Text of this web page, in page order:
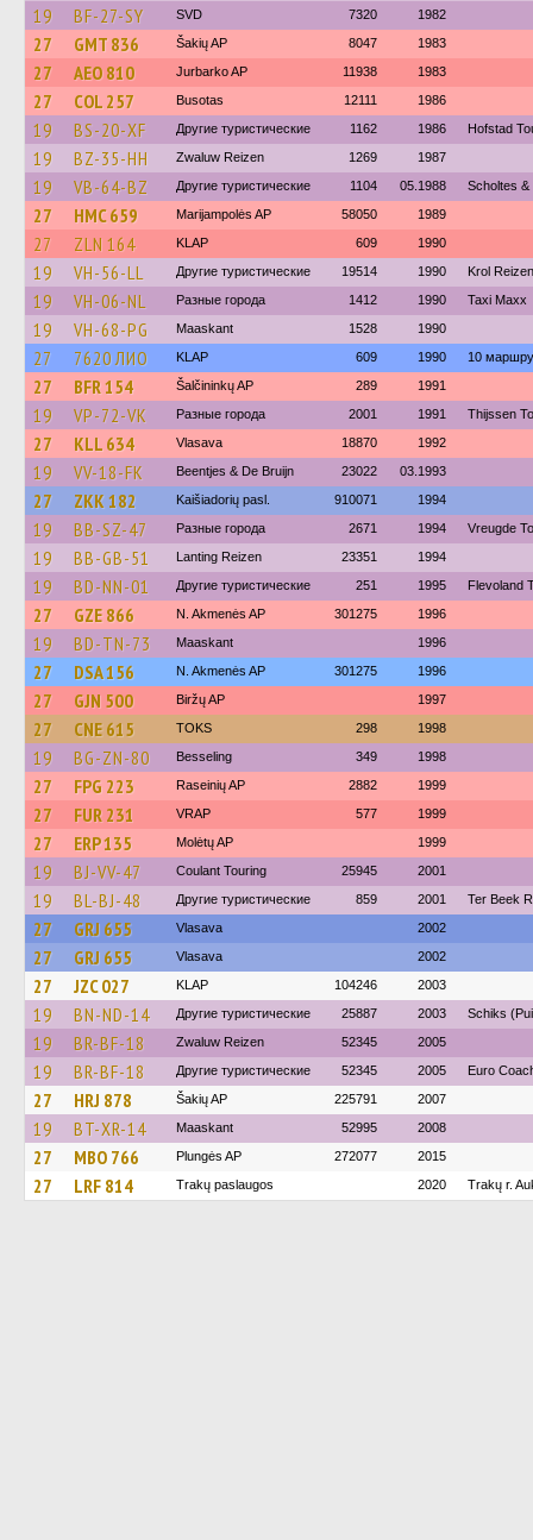
19 BF-27-SY SVD 7320 1982
27 GMT 836 Šakių AP 8047 1983
27 AEO 810 Jurbarko AP 11938 1983
27 COL 257 Busotas 12111 1986
19 BS-20-XF Другие туристические 1162 1986 Hofstad
19 BZ-35-HH Zwaluw Reizen 1269 1987
19 VB-64-BZ Другие туристические 1104 05.1988 Scholtes &
27 HMC 659 Marijampolės AP 58050 1989
27 ZLN 164 KLAP 609 1990
19 VH-56-LL Другие туристические 19514 1990 Krol
19 VH-06-NL Разные города 1412 1990 Taxi Maxx
19 VH-68-PG Maaskant 1528 1990
27 7620 ЛИО KLAP 609 1990 10
27 BFR 154 Šalčininkų AP 289 1991
19 VP-72-VK Разные города 2001 1991 Thijssen
27 KLL 634 Vlasava 18870 1992
19 VV-18-FK Beentjes & De Bruijn 23022 03.1993
27 ZKK 182 Kaišiadorių pasl. 910071 1994
19 BB-SZ-47 Разные города 2671 1994 Vreugde
19 BB-GB-51 Lanting Reizen 23351 1994
19 BD-NN-01 Другие туристические 251 1995 Flevoland
27 GZE 866 N. Akmenės AP 301275 1996
19 BD-TN-73 Maaskant 1996
27 DSA 156 N. Akmenės AP 301275 1996
27 GJN 500 Biržų AP 1997
27 CNE 615 TOKS 298 1998
19 BG-ZN-80 Besseling 349 1998
27 FPG 223 Raseinių AP 2882 1999
27 FUR 231 VRAP 577 1999
27 ERP 135 Molėtų AP 1999
19 BJ-VV-47 Coulant Touring 25945 2001
19 BL-BJ-48 Другие туристические 859 2001 Ter Beek
27 GRJ 655 Vlasava 2002
27 GRJ 655 Vlasava 2002
27 JZC 027 KLAP 104246 2003
19 BN-ND-14 Другие туристические 25887 2003 Schiks
19 BR-BF-18 Zwaluw Reizen 52345 2005
19 BR-BF-18 Другие туристические 52345 2005 Euro
27 HRJ 878 Šakių AP 225791 2007
19 BT-XR-14 Maaskant 52995 2008
27 MBO 766 Plungės AP 272077 2015
27 LRF 814 Trakų paslaugos 2020 Trakų r.